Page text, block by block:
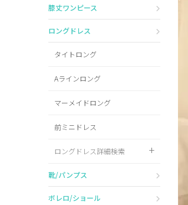
膝丈ワンピース
ロングドレス
タイトロング
Aラインロング
マーメイドロング
前ミニドレス
ロングドレス詳細検索
靴/パンプス
ボレロ/ショール